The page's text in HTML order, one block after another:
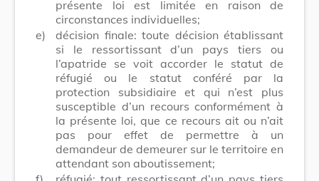
présente loi est limitée en raison de
circonstances individuelles;
e)
décision finale: toute décision établissant
si le ressortissant d’un pays tiers ou
l’apatride se voit accorder le statut de
réfugié ou le statut conféré par la
protection subsidiaire et qui n’est plus
susceptible d’un recours conformément à
la présente loi, que ce recours ait ou n’ait
pas pour effet de permettre à un
demandeur de demeurer sur le territoire en
attendant son aboutissement;